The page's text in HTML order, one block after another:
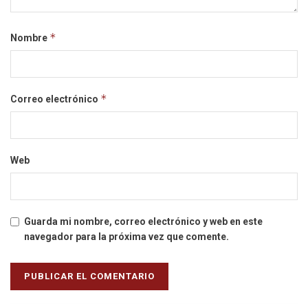
Nombre *
Correo electrónico *
Web
Guarda mi nombre, correo electrónico y web en este
navegador para la próxima vez que comente.